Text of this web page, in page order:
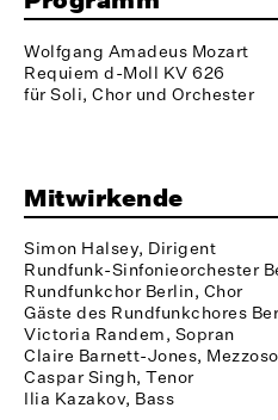
Wolfgang Amadeus Mozart
Requiem d-Moll KV 626
für Soli, Chor und Orchester
Mitwirkende
Simon Halsey, Dirigent
Rundfunk-Sinfonieorchester
Rundfunkchor Berlin, Chor
Gäste des Rundfunkchores
Victoria Randem, Sopran
Claire Barnett-Jones,
Caspar Singh, Tenor
Ilia Kazakov, Bass